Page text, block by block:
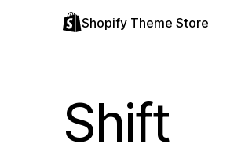
Shopify Theme Store
Shift